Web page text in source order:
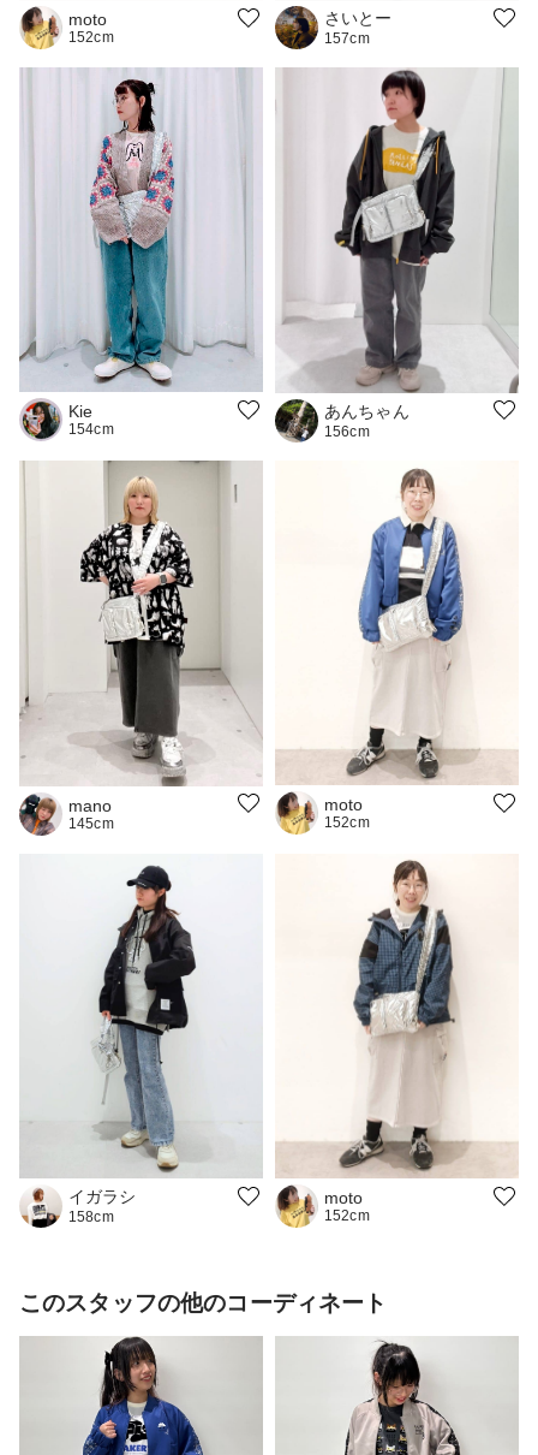
moto
152cm
さいとー
157cm
Kie
154cm
あんちゃん
156cm
mano
145cm
moto
152cm
イガラシ
158cm
moto
152cm
このスタッフの他のコーディネート